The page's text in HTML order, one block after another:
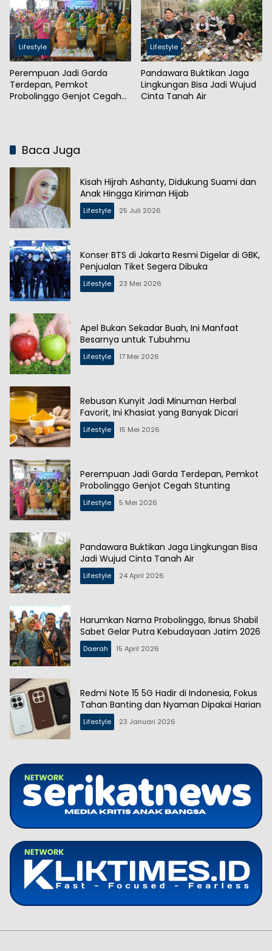
Lifestyle
Perempuan Jadi Garda
Terdepan, Pemkot
Probolinggo Genjot Cegah
Lifestyle
Pandawara Buktikan Jaga
Lingkungan Bisa Jadi Wujud
Cinta Tanah Air
Baca Juga
Kisah Hijrah Ashanty, Didukung Suami dan
Anak Hingga Kiriman Hijab
Lifestyle 25 Juli 2026
Konser BTS di Jakarta Resmi Digelar di GBK,
Penjualan Tiket Segera Dibuka
Lifestyle 23 Mei 2026
Apel Bukan Sekadar Buah, Ini Manfaat
Besarnya untuk Tubuhmu
Lifestyle 17 Mei 2026
Rebusan Kunyit Jadi Minuman Herbal
Favorit, Ini Khasiat yang Banyak Dicari
Lifestyle 15 Mei 2026
Perempuan Jadi Garda Terdepan, Pemkot
Probolinggo Genjot Cegah Stunting
Lifestyle 5 Mei 2026
Pandawara Buktikan Jaga Lingkungan Bisa
Jadi Wujud Cinta Tanah Air
Lifestyle 24 April 2026
Harumkan Nama Probolinggo, Ibnus Shabil
Sabet Gelar Putra Kebudayaan Jatim 2026
Daerah 15 April 2026
Redmi Note 15 5G Hadir di Indonesia, Fokus
Tahan Banting dan Nyaman Dipakai Harian
Lifestyle 23 Januari 2026